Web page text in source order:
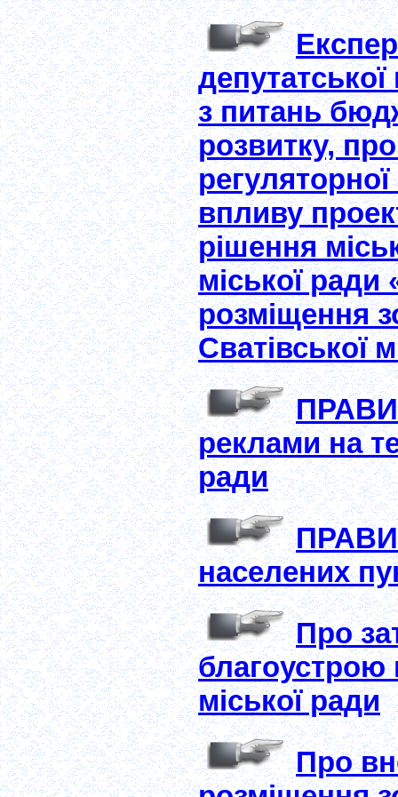
депутатської
з питань
розвитку,
впливу
рішення
міської
розміщення
Сватівської
реклами на
ради
населених
Про
благоустрою
міської ради
Про